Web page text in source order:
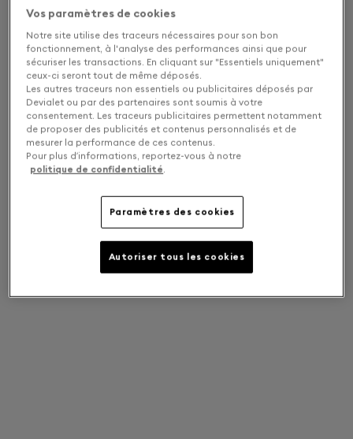
Vos paramètres de cookies
Notre site utilise des traceurs nécessaires pour son bon
fonctionnement, à l'analyse des performances ainsi que pour
sécuriser les transactions. En cliquant sur "Essentiels uniquement"
ceux-ci seront tout de même déposés.
Les autres traceurs non essentiels ou publicitaires déposés par
Devialet ou par des partenaires sont soumis à votre
consentement. Les traceurs publicitaires permettent notamment
de proposer des publicités et contenus personnalisés et de
mesurer la performance de ces contenus.
Pour plus d’informations, reportez-vous à notre
politique de confidentialité.
Paramètres des cookies
Autoriser tous les cookies